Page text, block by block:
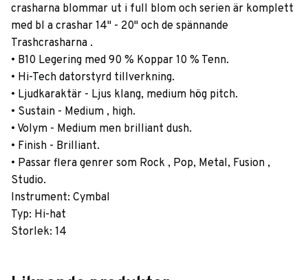
crasharna blommar ut i full blom och serien är komplett
med bl a crashar 14" - 20" och de spännande
Trashcrasharna .
• B10 Legering med 90 % Koppar 10 % Tenn.
• Hi-Tech datorstyrd tillverkning.
• Ljudkaraktär - Ljus klang, medium hög pitch.
• Sustain - Medium , high.
• Volym - Medium men brilliant dush.
• Finish - Brilliant.
• Passar flera genrer som Rock , Pop, Metal, Fusion ,
Studio.
Instrument: Cymbal
Typ: Hi-hat
Storlek: 14